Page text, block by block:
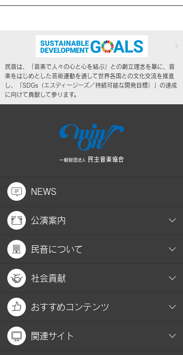
民音は、「音楽で人々の心と心を結ぶ」との創立理念を基に、音
楽をはじめとした芸術運動を通して世界各国との文化交流を推進
し、「SDGs（エスディージーズ／持続可能な開発目標）」の達成
に向けて貢献して参ります。
NEWS
公演案内
民音について
社会貢献
おすすめコンテンツ
関連サイト